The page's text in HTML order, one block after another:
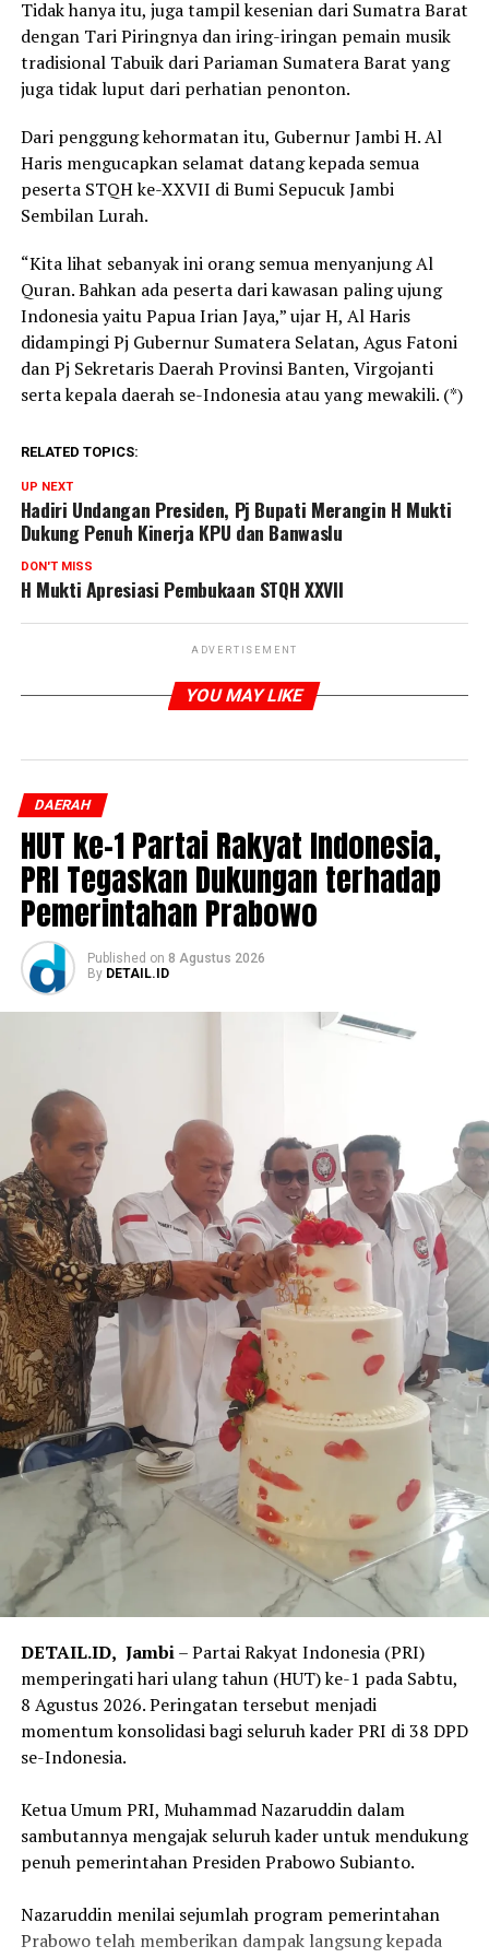
Tidak hanya itu, juga tampil kesenian dari Sumatra Barat
dengan Tari Piringnya dan iring-iringan pemain musik
tradisional Tabuik dari Pariaman Sumatera Barat yang
juga tidak luput dari perhatian penonton.
Dari penggung kehormatan itu, Gubernur Jambi H. Al
Haris mengucapkan selamat datang kepada semua
peserta STQH ke-XXVII di Bumi Sepucuk Jambi
Sembilan Lurah.
“Kita lihat sebanyak ini orang semua menyanjung Al
Quran. Bahkan ada peserta dari kawasan paling ujung
Indonesia yaitu Papua Irian Jaya,” ujar H, Al Haris
didampingi Pj Gubernur Sumatera Selatan, Agus Fatoni
dan Pj Sekretaris Daerah Provinsi Banten, Virgojanti
serta kepala daerah se-Indonesia atau yang mewakili. (*)
RELATED TOPICS:
UP NEXT
Hadiri Undangan Presiden, Pj Bupati Merangin H Mukti
Dukung Penuh Kinerja KPU dan Banwaslu
DON'T MISS
H Mukti Apresiasi Pembukaan STQH XXVII
ADVERTISEMENT
YOU MAY LIKE
DAERAH
HUT ke-1 Partai Rakyat Indonesia,
PRI Tegaskan Dukungan terhadap
Pemerintahan Prabowo
Published on 8 Agustus 2026
By DETAIL.ID
DETAIL.ID, Jambi– Partai Rakyat Indonesia (PRI)
memperingati hari ulang tahun (HUT) ke-1 pada Sabtu,
8 Agustus 2026. Peringatan tersebut menjadi
momentum konsolidasi bagi seluruh kader PRI di 38 DPD
se-Indonesia.
‎Ketua Umum PRI, Muhammad Nazaruddin dalam
sambutannya mengajak seluruh kader untuk mendukung
penuh pemerintahan Presiden Prabowo Subianto.
‎Nazaruddin menilai sejumlah program pemerintahan
Prabowo telah memberikan dampak langsung kepada